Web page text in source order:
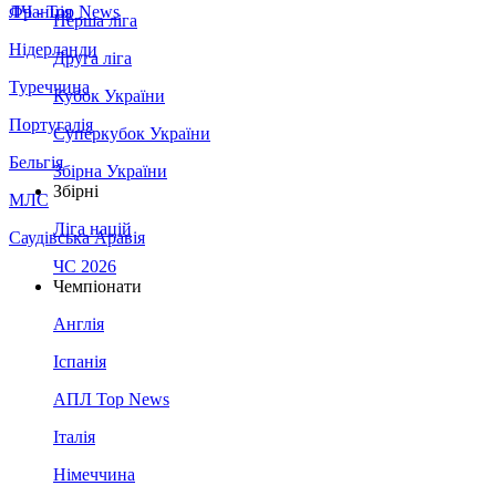
Франція
Нідерланди
Туреччина
Португалія
Бельгія
МЛС
Саудівська Аравія
ЛЧ - Top News
Перша ліга
Друга ліга
Кубок України
Суперкубок України
Збірна України
Збірні
Ліга націй
ЧС 2026
Чемпіонати
Англія
Іспанія
АПЛ Top News
Італія
Німеччина